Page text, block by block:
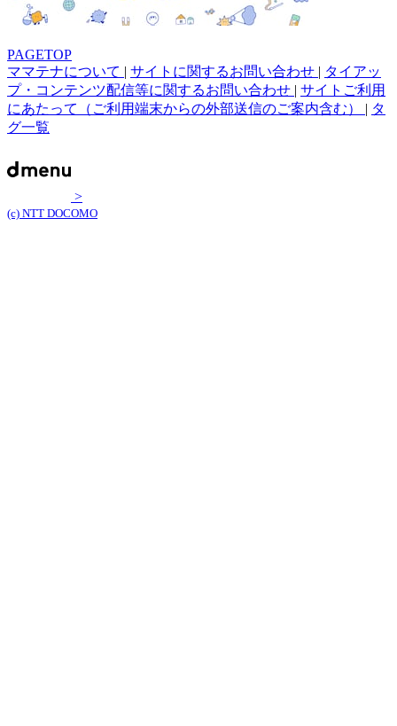
PAGETOP
ママテナについて | サイトに関するお問い合わせ | タイアッ
プ・コンテンツ配信等に関するお問い合わせ | サイトご利用
にあたって（ご利用端末からの外部送信のご案内含む） | タ
グ一覧
>
(c) NTT DOCOMO